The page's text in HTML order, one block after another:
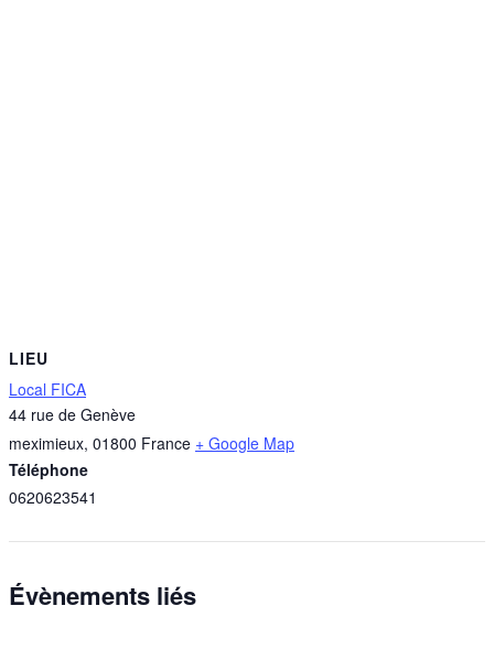
LIEU
Local FICA
44 rue de Genève
meximieux, 01800 France + Google Map
Téléphone
0620623541
Évènements liés